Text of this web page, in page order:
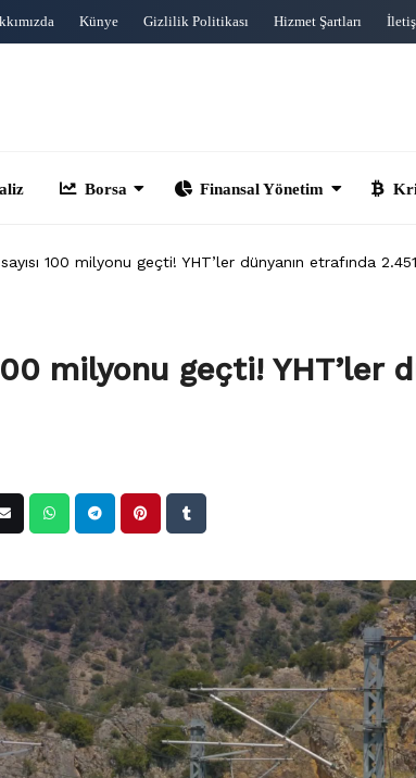
Künye Gizlilik Politikası Hizmet Şartları
100 milyonu geçti! YHT’ler dünyanın etrafında
milyonu geçti! YHT’ler